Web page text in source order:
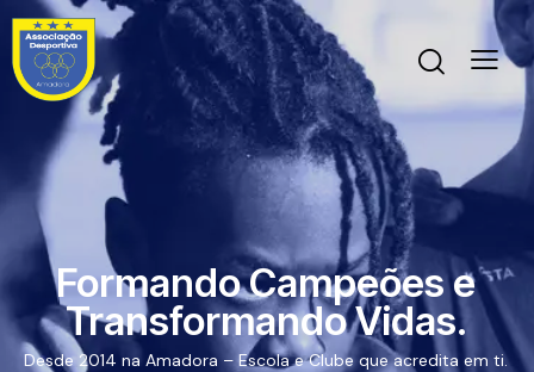
Desde 2014 na Amadora – Escola e Clube que acredita em ti.
Formando Campeões e
Transformando Vidas.